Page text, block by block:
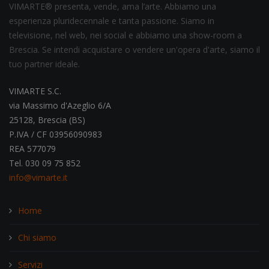
VIMARTE® presenta, vende, ama l’arte. Abbiamo una
esperienza pluridecennale e tanta passione. Siamo in
televisione, nel web, nei social e abbiamo una show-room a
Brescia. Se intendi acquistare o vendere un'opera d'arte, siamo il
tuo partner ideale.
VIMARTE S.C.
via Massimo d'Azeglio 6/A
25128, Brescia (BS)
P.IVA / CF 03956090983
REA 577079
Tel. 030 09 75 852
info@vimarte.it
Home
Chi siamo
Servizi